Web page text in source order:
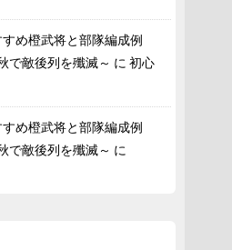
すめ橙武将と部隊編成例
で敵後列を殲滅～ に 初心
すめ橙武将と部隊編成例
で敵後列を殲滅～ に